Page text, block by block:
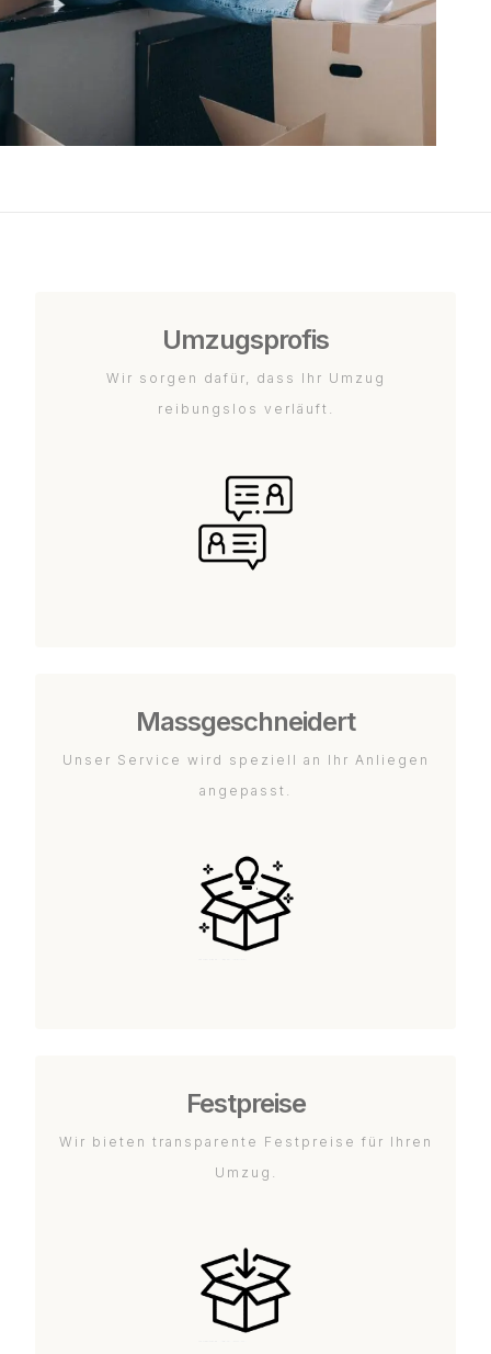
Umzugsprofis
Wir sorgen dafür, dass Ihr Umzug
reibungslos verläuft.
Massgeschneidert
Unser Service wird speziell an Ihr Anliegen
angepasst.
Festpreise
Wir bieten transparente Festpreise für Ihren
Umzug.